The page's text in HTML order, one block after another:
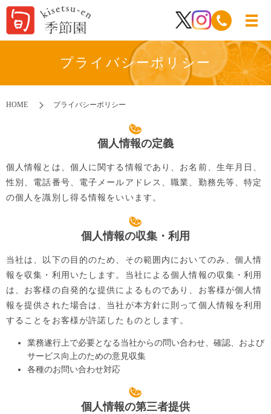
プライバシーポリシー
HOME プライバシーポリシー
個人情報の定義
個人情報とは、個人に関する情報であり、お名前、生年月日、
性別、電話番号、電子メールアドレス、職業、勤務先等、特定
の個人を識別し得る情報をいいます。
個人情報の収集・利用
当社は、以下の目的のため、その範囲内においてのみ、個人情
報を収集・利用いたします。当社による個人情報の収集・利用
は、お客様の自発的な提供によるものであり、お客様が個人情
報を提供された場合は、当社が本方針に則って個人情報を利用
することをお客様が許諾したものとします。
業務遂行上で必要となる当社からの問い合わせ、確認、および
サービス向上のための意見収集
各種のお問い合わせ対応
個人情報の第三者提供